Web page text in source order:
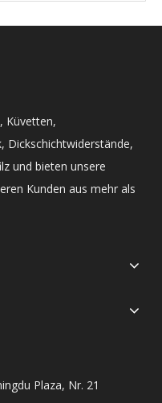
Küvetten,
Dickschichtwiderstände,
und bieten unsere
Kunden aus mehr als
Plaza, Nr. 21